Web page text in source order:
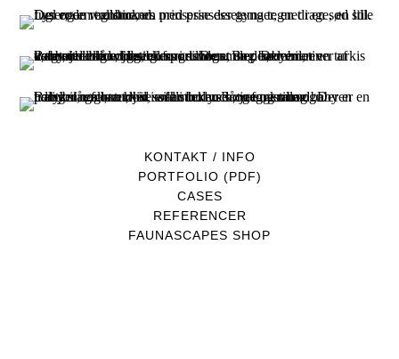
KONTAKT / INFO
PORTFOLIO (PDF)
CASES
REFERENCER
FAUNASCAPES SHOP